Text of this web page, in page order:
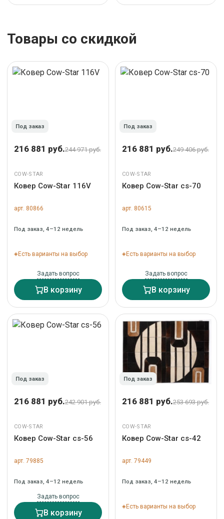
Товары со скидкой
Под заказ
216 881 руб.244 971 руб.
COW-STAR
Ковер Cow-Star 116V
арт. 80866
Под заказ, 4–12 недель
Есть варианты на выбор
Задать вопрос
В корзину
Под заказ
216 881 руб.249 406 руб.
COW-STAR
Ковер Cow-Star cs-70
арт. 80615
Под заказ, 4–12 недель
Есть варианты на выбор
Задать вопрос
В корзину
Под заказ
216 881 руб.242 901 руб.
COW-STAR
Ковер Cow-Star cs-56
арт. 79885
Под заказ, 4–12 недель
Задать вопрос
В корзину
Под заказ
216 881 руб.253 693 руб.
COW-STAR
Ковер Cow-Star cs-42
арт. 79449
Под заказ, 4–12 недель
Есть варианты на выбор